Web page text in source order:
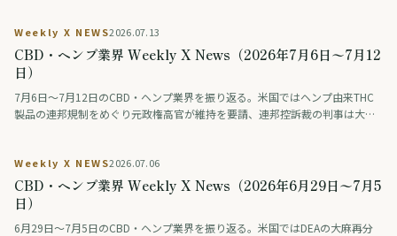
れた大麻製剤（THC主体とCBD主体）を企業として初めて登録し、欧州有数
の医療大麻市場が動き出した。
Weekly X NEWS2026.07.13
CBD・ヘンプ業界 Weekly X News（2026年7月6日〜7月12
日）
7月6日〜7月12日のCBD・ヘンプ業界を振り返る。米国ではヘンプ由来THC
製品の連邦規制をめぐり元政権高官が維持を要請、連邦控訴裁の判事は大麻
製剤の医師主導治験がAMEDの事業に採択され、医薬品開発が前進した。
Weekly X NEWS2026.07.06
CBD・ヘンプ業界 Weekly X News（2026年6月29日〜7月5
日）
6月29日〜7月5日のCBD・ヘンプ業界を振り返る。米国ではDEAの大麻再分